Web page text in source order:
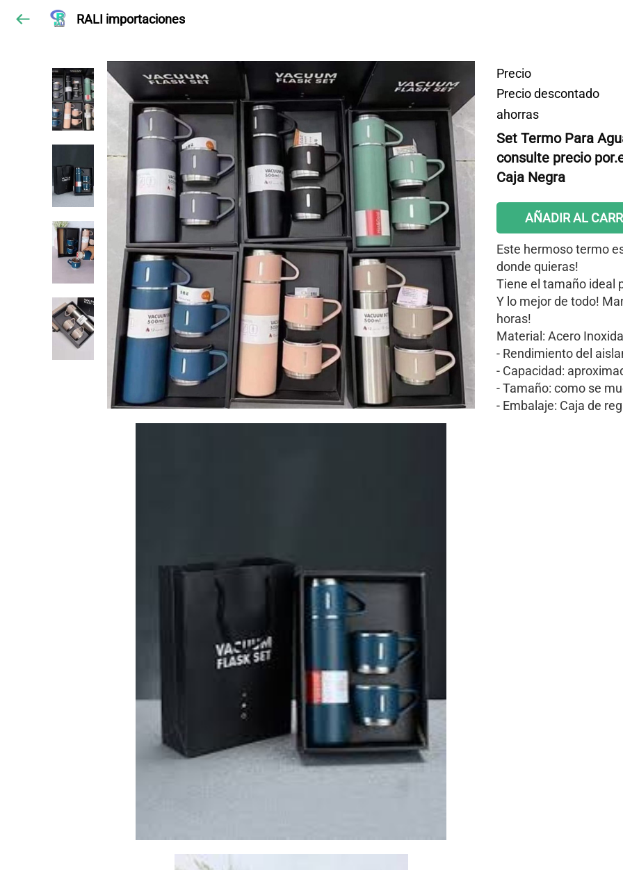
RALI importaciones
Precio
Precio descontado
ahorras
Set Termo Para
consulte precio
Caja Negra
AÑADIR AL
Este hermoso termo
donde quieras!
Tiene el tamaño ideal
Y lo mejor de todo!
horas!
Material: Acero
- Rendimiento del
- Capacidad:
- Tamaño: como se
- Embalaje: Caja de